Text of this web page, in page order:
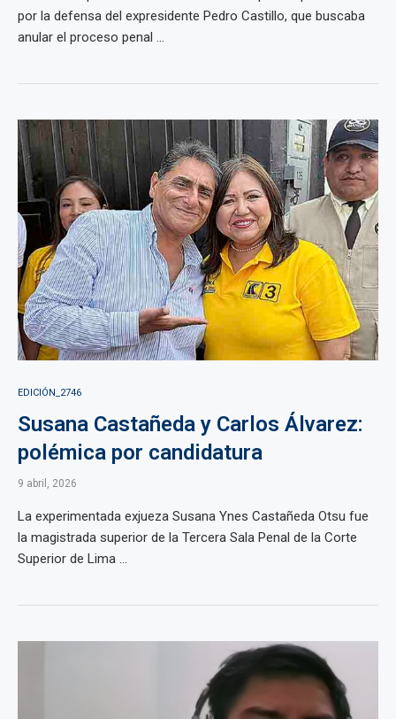
por la defensa del expresidente Pedro Castillo, que buscaba
anular el proceso penal ...
EDICIÓN_2746
Susana Castañeda y Carlos Álvarez:
polémica por candidatura
9 abril, 2026
La experimentada exjueza Susana Ynes Castañeda Otsu fue
la magistrada superior de la Tercera Sala Penal de la Corte
Superior de Lima ...